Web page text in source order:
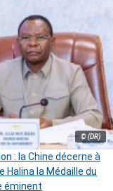
© (DR)
: la Chine décerne à
Halina la Médaille du
éminent